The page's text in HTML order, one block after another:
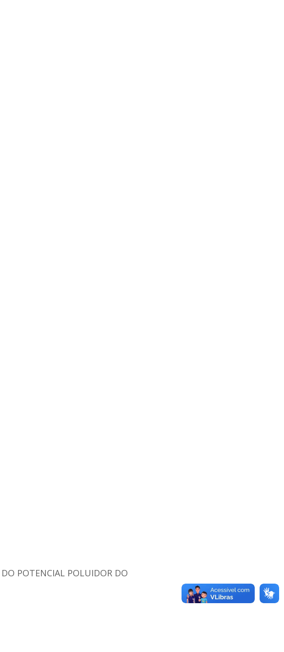
DO POTENCIAL POLUIDOR DO